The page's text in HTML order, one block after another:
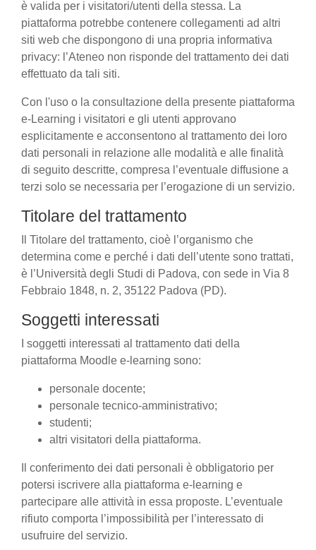
è valida per i visitatori/utenti della stessa. La
piattaforma potrebbe contenere collegamenti ad altri
siti web che dispongono di una propria informativa
privacy: l’Ateneo non risponde del trattamento dei dati
effettuato da tali siti.
Con l'uso o la consultazione della presente piattaforma
e-Learning i visitatori e gli utenti approvano
esplicitamente e acconsentono al trattamento dei loro
dati personali in relazione alle modalità e alle finalità
di seguito descritte, compresa l’eventuale diffusione a
terzi solo se necessaria per l’erogazione di un servizio.
Titolare del trattamento
Il Titolare del trattamento, cioè l’organismo che
determina come e perché i dati dell’utente sono trattati,
è l’Università degli Studi di Padova, con sede in Via 8
Febbraio 1848, n. 2, 35122 Padova (PD).
Soggetti interessati
I soggetti interessati al trattamento dati della
piattaforma Moodle e-learning sono:
personale docente;
personale tecnico-amministrativo;
studenti;
altri visitatori della piattaforma.
Il conferimento dei dati personali è obbligatorio per
potersi iscrivere alla piattaforma e-learning e
partecipare alle attività in essa proposte. L’eventuale
rifiuto comporta l’impossibilità per l’interessato di
usufruire del servizio.